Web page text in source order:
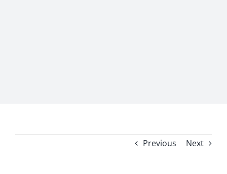
Previous Next